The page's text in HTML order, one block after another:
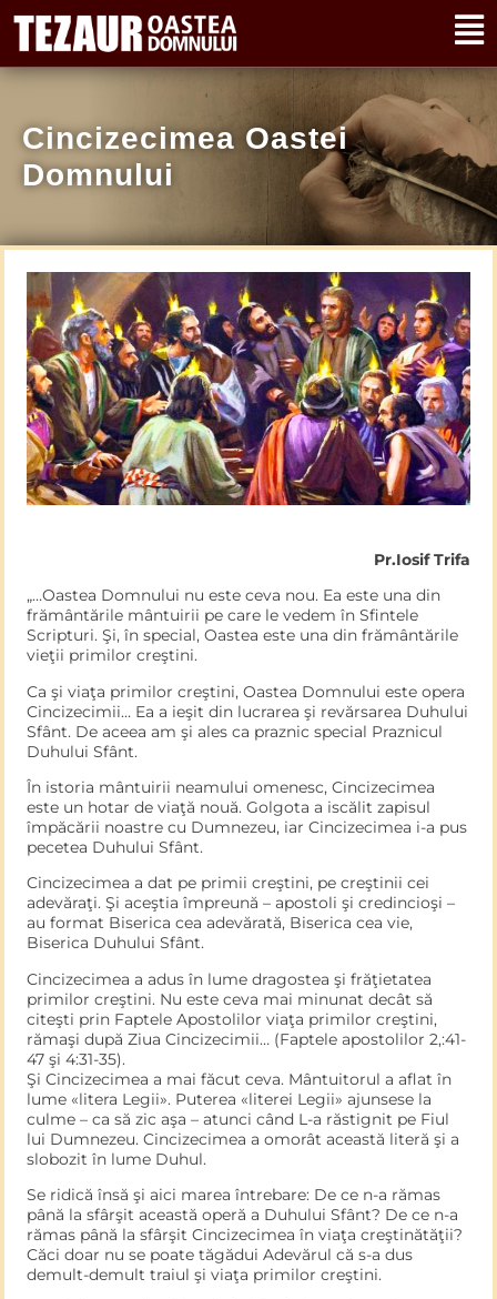
Cincizecimea Oastei
Domnului
Pr.Iosif Trifa
„…Oastea Domnului nu este ceva nou. Ea este una din
frământările mântuirii pe care le vedem în Sfintele
Scripturi. Şi, în special, Oastea este una din frământările
vieţii primilor creştini.
Ca şi viaţa primilor creştini, Oastea Domnului este opera
Cincizecimii… Ea a ieşit din lucrarea şi revărsarea Duhului
Sfânt. De aceea am şi ales ca praznic special Praznicul
Duhului Sfânt.
În istoria mântuirii neamului omenesc, Cincizecimea
este un hotar de viaţă nouă. Golgota a iscălit zapisul
împăcării noastre cu Dumnezeu, iar Cincizecimea i-a pus
pecetea Duhului Sfânt.
Cincizecimea a dat pe primii creştini, pe creştinii cei
adevăraţi. Şi aceştia împreună – apostoli şi credincioşi –
au format Biserica cea adevărată, Biserica cea vie,
Biserica Duhului Sfânt.
Cincizecimea a adus în lume dragostea şi frăţietatea
primilor creştini. Nu este ceva mai minunat decât să
citeşti prin Faptele Apostolilor viaţa primilor creştini,
rămaşi după Ziua Cincizecimii… (Faptele apostolilor 2,:41-
47 şi 4:31-35).
Şi Cincizecimea a mai făcut ceva. Mântuitorul a aflat în
lume «litera Legii». Puterea «literei Legii» ajunsese la
culme – ca să zic aşa – atunci când L-a răstignit pe Fiul
lui Dumnezeu. Cincizecimea a omorât această literă şi a
slobozit în lume Duhul.
Se ridică însă şi aici marea întrebare: De ce n-a rămas
până la sfârşit această operă a Duhului Sfânt? De ce n-a
rămas până la sfârşit Cincizecimea în viaţa creştinătăţii?
Căci doar nu se poate tăgădui Adevărul că s-a dus
demult-demult traiul şi viaţa primilor creştini.